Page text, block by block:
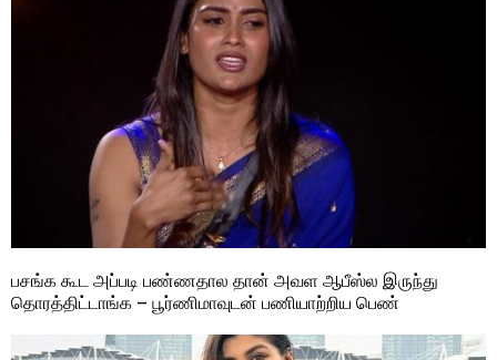
பசங்க கூட அப்படி பண்ணதால தான் அவள ஆபீஸ்ல இருந்து
தொரத்திட்டாங்க – பூர்ணிமாவுடன் பணியாற்றிய பெண்